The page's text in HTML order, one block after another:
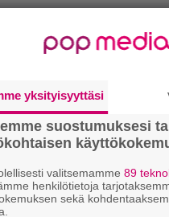
yksityisyyttäsi
suostumuksesi
valitsemamme89
henkilötietoja
sekä